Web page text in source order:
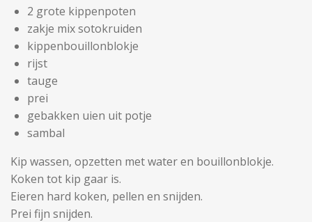
2 grote kippenpoten
zakje mix sotokruiden
kippenbouillonblokje
rijst
tauge
prei
gebakken uien uit potje
sambal
Kip wassen, opzetten met water en bouillonblokje.
Koken tot kip gaar is.
Eieren hard koken, pellen en snijden.
Prei fijn snijden.